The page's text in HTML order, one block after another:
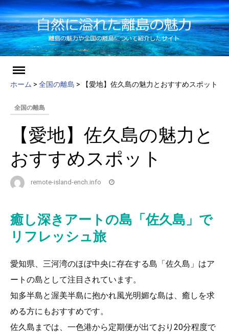
ホーム > 全国の離島 > 【愛地】佐久島の魅力とおすすめスポット
全国の離島
【愛地】佐久島の魅力と
おすすめスポット
remote-island-ench.info
癒し深きアートの島「佐久島」で
リフレッシュ旅
愛知県、三河湾のほぼ中央に存在する島「佐久島」はア
ートの島として注目されています。
知多半島と渥美半島に抱かれ風光明媚な島は、癒しを求
める方にもおすすめです。
佐久島までは、一色港から定期便が出ており20分程度で